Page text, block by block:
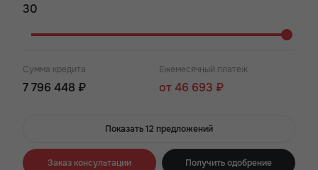
Сумма кредита
7 796 448 ₽
Ежемесячный платеж
от 46 693 ₽
Показать 12 предложений
Заказ консультации Получить одобрение